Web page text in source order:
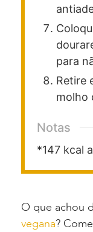
para
Retire
molho
Notas
*147 kcal
O que achou
vegana?